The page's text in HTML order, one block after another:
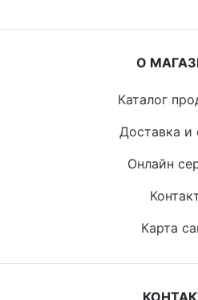
О
Каталог
Доставка и
Онлайн
Карта